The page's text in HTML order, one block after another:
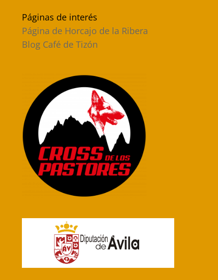
Páginas de interés
Página de Horcajo de la Ribera
Blog Café de Tizón